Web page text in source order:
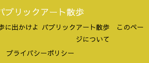
ブリックアート散歩
に出かけよ パブリックアート散歩 このペー
ジについて
プライバシーポリシー